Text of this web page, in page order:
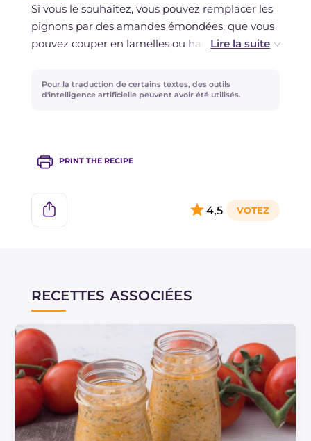
Si vous le souhaitez, vous pouvez remplacer les
pignons par des amandes émondées, que vous
pouvez couper en lamelles ou hacher avant de
Pour la traduction de certains textes, des outils
d'intelligence artificielle peuvent avoir été utilisés.
PRINT THE RECIPE
4,5
RECETTES ASSOCIÉES